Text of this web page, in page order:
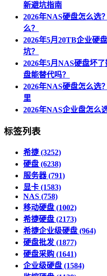
新避坑指南
2026年NAS硬盘怎么选
么？
2026年5月20TB企业硬
坑？
2026年5月NAS硬盘坏
盘能替代吗？
2026年NAS硬盘怎么选
里
2026年NAS企业盘怎么
标签列表
希捷(3252)
硬盘 (6238)
服务器(791)
显卡 (1583)
NAS (758)
移动硬盘 (1002)
希捷硬盘 (2173)
希捷企业级硬盘 (964)
硬盘批发 (1877)
硬盘采购 (1641)
企业级硬盘 (1584)